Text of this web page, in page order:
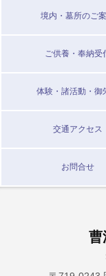
境内・墓所のご
ご供養・奉納受
体験・諸活動・御
交通アクセス
お問合せ
曹